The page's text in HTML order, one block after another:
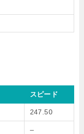
スピード
247.50
–